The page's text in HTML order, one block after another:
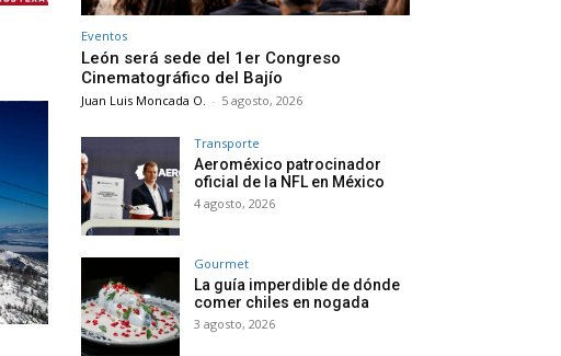
Eventos
León será sede del 1er Congreso
Cinematográfico del Bajío
Juan Luis Moncada O. - 5 agosto, 2026
Transporte
Aeroméxico patrocinador
oficial de la NFL en México
4 agosto, 2026
Gourmet
La guía imperdible de dónde
comer chiles en nogada
3 agosto, 2026